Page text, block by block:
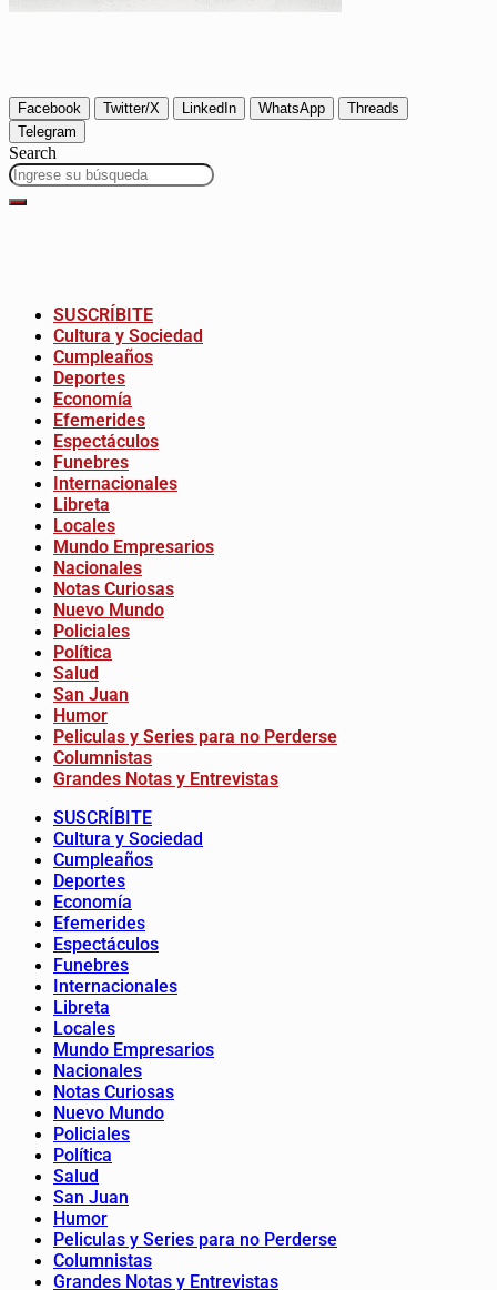
Facebook Twitter/X LinkedIn WhatsApp
Threads
Telegram
Search
SUSCRÍBITE
Cultura y Sociedad
Cumpleaños
Deportes
Economía
Efemerides
Espectáculos
Funebres
Internacionales
Libreta
Locales
Mundo Empresarios
Nacionales
Notas Curiosas
Nuevo Mundo
Policiales
Política
Salud
San Juan
Humor
Peliculas y Series para no Perderse
Columnistas
Grandes Notas y Entrevistas
SUSCRÍBITE
Cultura y Sociedad
Cumpleaños
Deportes
Economía
Efemerides
Espectáculos
Funebres
Internacionales
Libreta
Locales
Mundo Empresarios
Nacionales
Notas Curiosas
Nuevo Mundo
Policiales
Política
Salud
San Juan
Humor
Peliculas y Series para no Perderse
Columnistas
Grandes Notas y Entrevistas